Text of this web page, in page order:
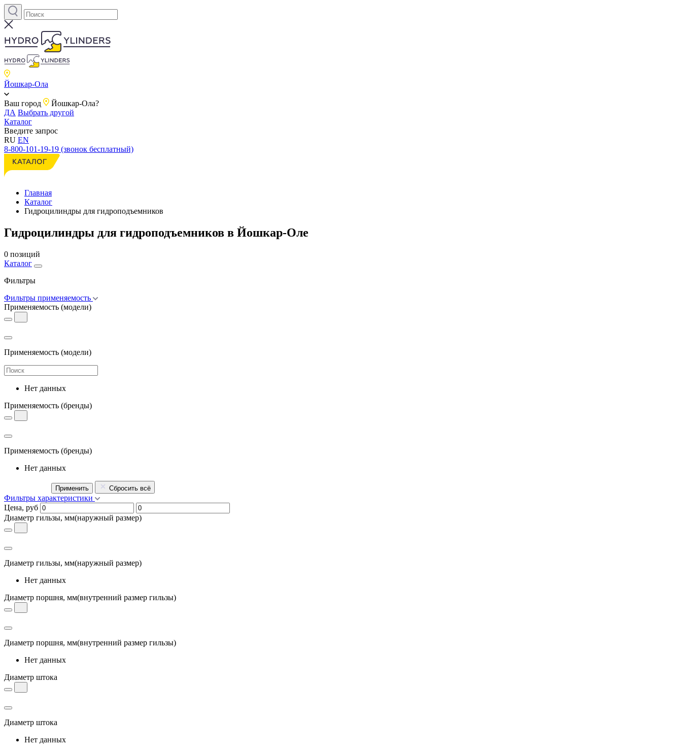
Йошкар-Ола
Ваш город
Йошкар-Ола?
ДА Выбрать другой
Каталог
Введите запрос
RU EN
8-800-101-19-19 (звонок бесплатный)
Главная
Каталог
Гидроцилиндры для гидроподъемников
Гидроцилиндры для гидроподъемников в Йошкар-Оле
0 позиций
Каталог
Фильтры
Фильтры применяемость
Применяемость (модели)
Применяемость (модели)
Нет данных
Применяемость (бренды)
Применяемость (бренды)
Нет данных
Применить Сбросить всё
Фильтры характеристики
Цена, руб
Диаметр гильзы, мм(наружный размер)
Диаметр гильзы, мм(наружный размер)
Нет данных
Диаметр поршня, мм(внутренний размер гильзы)
Диаметр поршня, мм(внутренний размер гильзы)
Нет данных
Диаметр штока
Диаметр штока
Нет данных